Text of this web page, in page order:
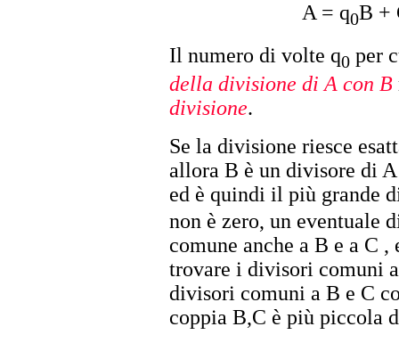
A = q0B +
Il numero di volte q0 per
della divisione di A con B
divisione.
Se la divisione riesce
allora B è un divisore di A
ed è quindi il più grande
non è zero, un eventuale
comune anche a B e a C
trovare i divisori comuni
divisori comuni a B e C
coppia B,C è più piccola